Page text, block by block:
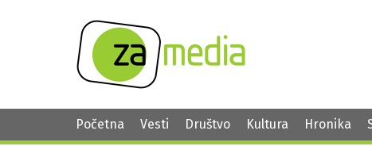
Početna Vesti Društvo Kultura Hronika